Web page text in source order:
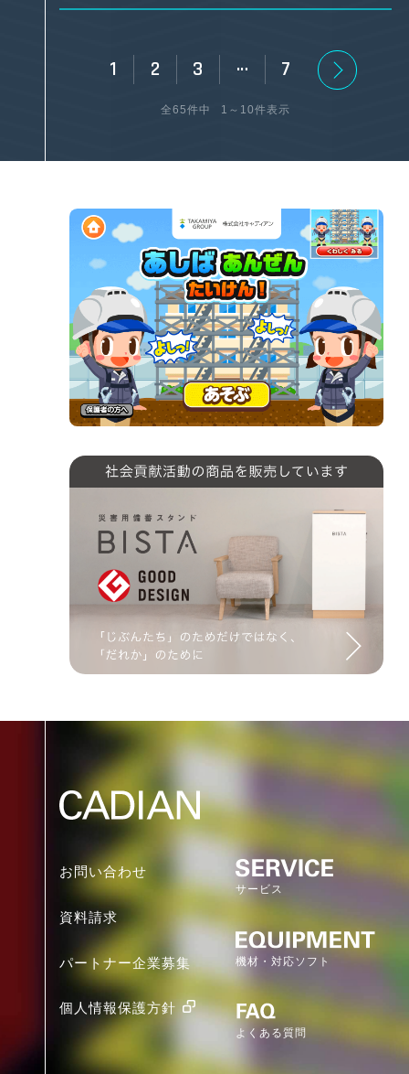
1 2 3 … 7
全65件中 1～10件表示
お問い合わせ
資料請求
パートナー企業募集
個人情報保護方針
サービス
機材・対応ソフト
よくある質問